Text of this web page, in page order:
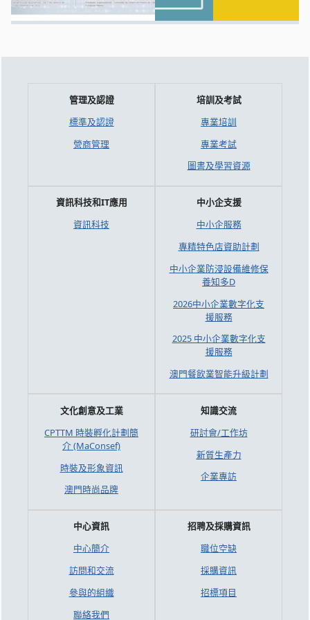
管理及認證
標準及認證
營商管理
培訓及考試
專業培訓
專業考試
圖書及學習資源
資訊科技和IT應用
資訊科技
中小企支援
中小企服務
專精特色店資助計劃
中小企業防浸設備維修保
養知多D
2026中小企業數字化支
援服務
2025 中小企業數字化支
援服務
澳門餐飲業智能升級計劃
文化創意及工業
CPTTM 時裝孵化計劃簡
介 (MaConsef)
時裝及形象資訊
澳門時尚品牌
知識交流
研討會/工作坊
新質生產力
企業專訪
中心資訊
中心簡介
訪問和交流
參與的組織
聯絡我們
招聘及採購資訊
職位空缺
採購資訊
招標項目